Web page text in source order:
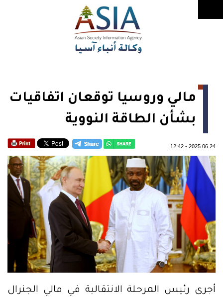
مالي وروسيا توقعان اتفاقيات
بشأن الطاقة النووية
2025.06.24
-
12:42
أجرى رئيس المرحلة الانتقالية في مالي الجنرال